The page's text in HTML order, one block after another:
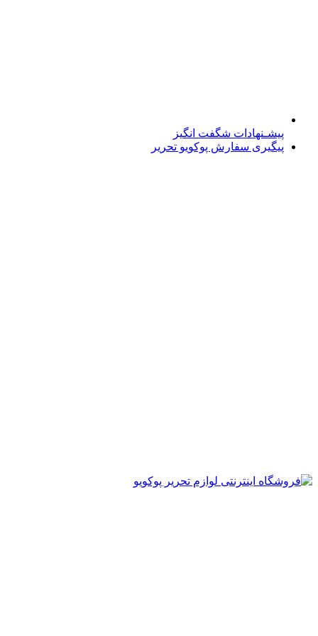
پیشـنهادات شگفت انگیز
پیگیری سفارش پوکویو تحریر